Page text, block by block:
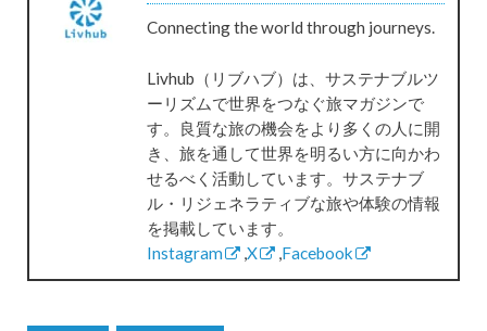
Connecting the world through journeys.
Livhub（リブハブ）は、サステナブルツ
ーリズムで世界をつなぐ旅マガジンで
す。良質な旅の機会をより多くの人に開
き、旅を通して世界を明るい方に向かわ
せるべく活動しています。サステナブ
ル・リジェネラティブな旅や体験の情報
を掲載しています。
Instagram
,X ,Facebook